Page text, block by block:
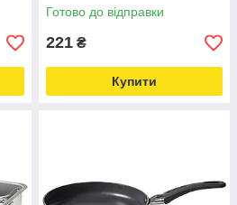
Готово до відправки
221 ₴
Купити